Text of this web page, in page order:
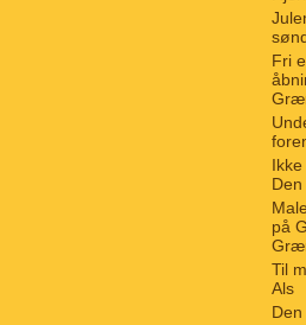
Fri
på
Til
Als